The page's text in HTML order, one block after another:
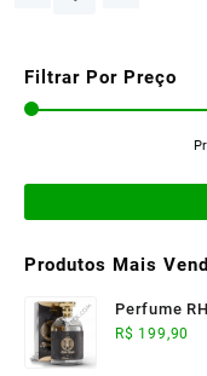
Filtrar Por Preço
Produtos Mais
Perfume
R$ 199,90